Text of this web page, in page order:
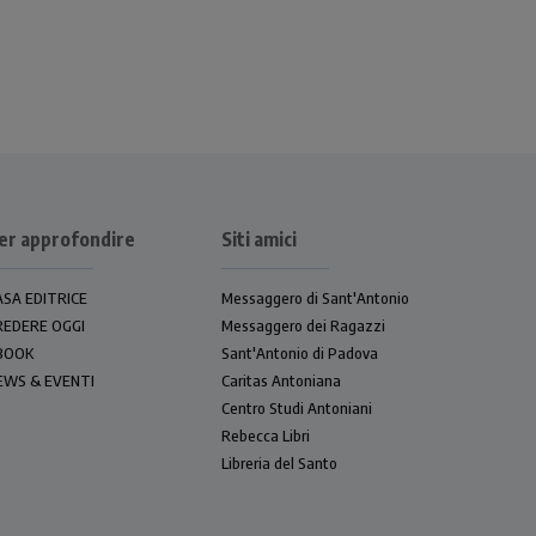
approfondire
EDITRICE
OGGI
& EVENTI
Siti amici
Messaggero di Sant'Antonio
Messaggero dei Ragazzi
Sant'Antonio di Padova
Caritas Antoniana
Centro Studi Antoniani
Rebecca Libri
Libreria del Santo